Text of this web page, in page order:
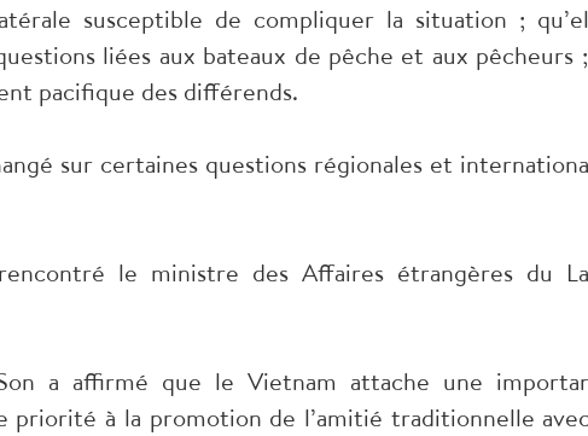
susceptible de compliquer la situation ;
liées aux bateaux de pêche et aux pêcheurs
pacifique des différends.
sur certaines questions régionales et
le ministre des Affaires étrangères du
a affirmé que le Vietnam attache une
priorité à la promotion de l’amitié traditionnelle